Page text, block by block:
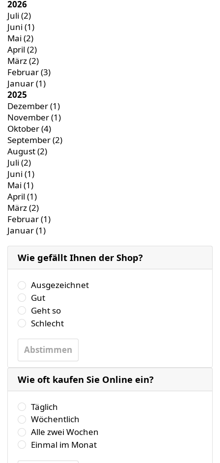
2026
Juli (2)
Juni (1)
Mai (2)
April (2)
März(2)
Februar(3)
Januar(1)
2025
Dezember(1)
November(1)
Oktober(4)
September(2)
August(2)
Juli (2)
Juni (1)
Mai (1)
April (1)
März(2)
Februar(1)
Januar(1)
Wie gefällt Ihnen der Shop?
Wählen Sie bitte eine der folgenden Antworten aus.
Ausgezeichnet
Gut
Geht so
Schlecht
Abstimmen
Wie oft kaufen Sie Online ein?
Wählen Sie bitte eine der folgenden Antworten aus.
Täglich
Wöchentlich
Alle zwei Wochen
Einmal im Monat